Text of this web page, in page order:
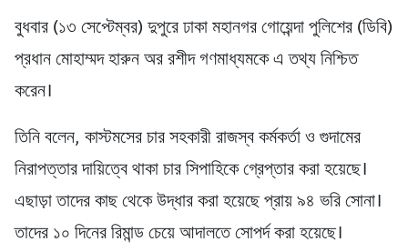
বুধবার (১৩ সেপ্টেম্বর) দুপুরে ঢাকা মহানগর গোয়েন্দা পুলিশের (ডিবি)
প্রধান মোহাম্মদ হারুন অর রশীদ গণমাধ্যমকে এ তথ্য নিশ্চিত
করেন।
তিনি বলেন, কাস্টমসের চার সহকারী রাজস্ব কর্মকর্তা ও গুদামের
নিরাপত্তার দায়িত্বে থাকা চার সিপাহিকে গ্রেপ্তার করা হয়েছে।
এছাড়া তাদের কাছ থেকে উদ্ধার করা হয়েছে প্রায় ৯৪ ভরি সোনা।
তাদের ১০ দিনের রিমান্ড চেয়ে আদালতে সোপর্দ করা হয়েছে।